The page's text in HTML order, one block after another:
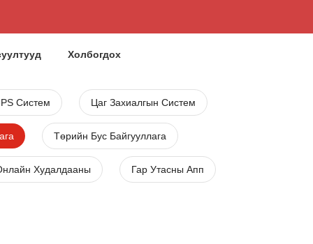
Холбогдох
Систем Цаг Захиалгын Систем
Төрийн Бус Байгууллага
Худалдааны Гар Утасны Апп